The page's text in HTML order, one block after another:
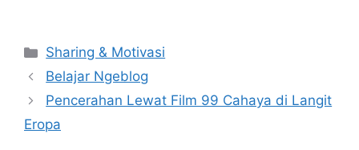
Categories
Sharing & Motivasi
Belajar Ngeblog
Pencerahan Lewat Film 99 Cahaya di Langit
Eropa